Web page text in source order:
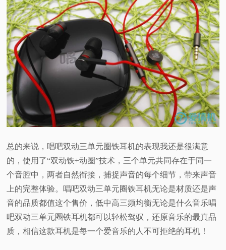
总的来说，唱吧双动三单元圈铁耳机的表现我还是很满意
的，使用了“双动铁+动圈”技术，三个单元共同存在于同一
个音腔中，两者自然衔接，捕捉声音的每个细节，带来声音
上的完整体验。唱吧双动三单元圈铁耳机无论是材质还是声
音的品质都值这个售价，低中高三频均衡无论是什么音乐唱
吧双动三单元圈铁耳机都可以轻松驾驭，还原音乐的最真品
质，相信这款耳机是每一个爱音乐的人不可拒绝的耳机！